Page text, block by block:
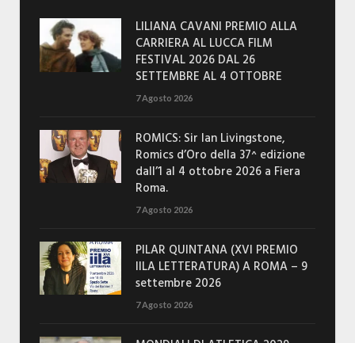
LILIANA CAVANI PREMIO ALLA
CARRIERA AL LUCCA FILM
FESTIVAL 2026 DAL 26
SETTEMBRE AL 4 OTTOBRE
7 Agosto 2026
ROMICS: Sir Ian Livingstone,
Romics d’Oro della 37^ edizione
dall’1 al 4 ottobre 2026 a Fiera
Roma.
7 Agosto 2026
PILAR QUINTANA (XVI PREMIO
IILA LETTERATURA) A ROMA – 9
settembre 2026
7 Agosto 2026